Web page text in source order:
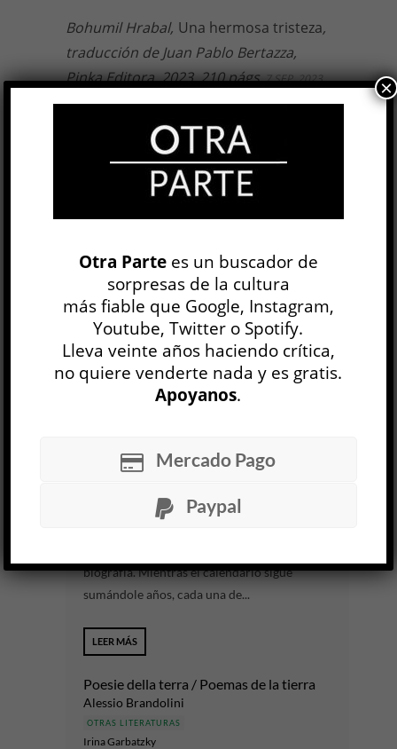
Bohumil Hrabal, Una hermosa tristeza,
traducción de Juan Pablo Bertazza,
Pinka Editora, 2023, 210 págs.
Facebook 0 Twitter
Google+ 0 Email 0
7 SEP, 2023
ETIQUETAS AVENTURAS BOHEMIA
CHECOSLOVAQUIA CUENTOS EXTRAÑEZA
HUMOR LITERATURA
MUNDO SOCIAL NIÑO PUEBLOS
OTRAS LITERATURAS
Juan F. Comperatore
biografía. Mientras el calendario sigue
sumándole años, cada una de...
LEER MÁS
Poesie della terra / Poemas de la tierra
Alessio Brandolini
OTRAS LITERATURAS
Irina Garbatzky
Otra Partees un buscador de
sorpresas de la cultura
más fiable que Google, Instagram,
Youtube, Twitter o Spotify.
Lleva veinte años haciendo crítica,
no quiere venderte nada y es gratis.
Apoyanos.
Mercado Pago
Paypal
×